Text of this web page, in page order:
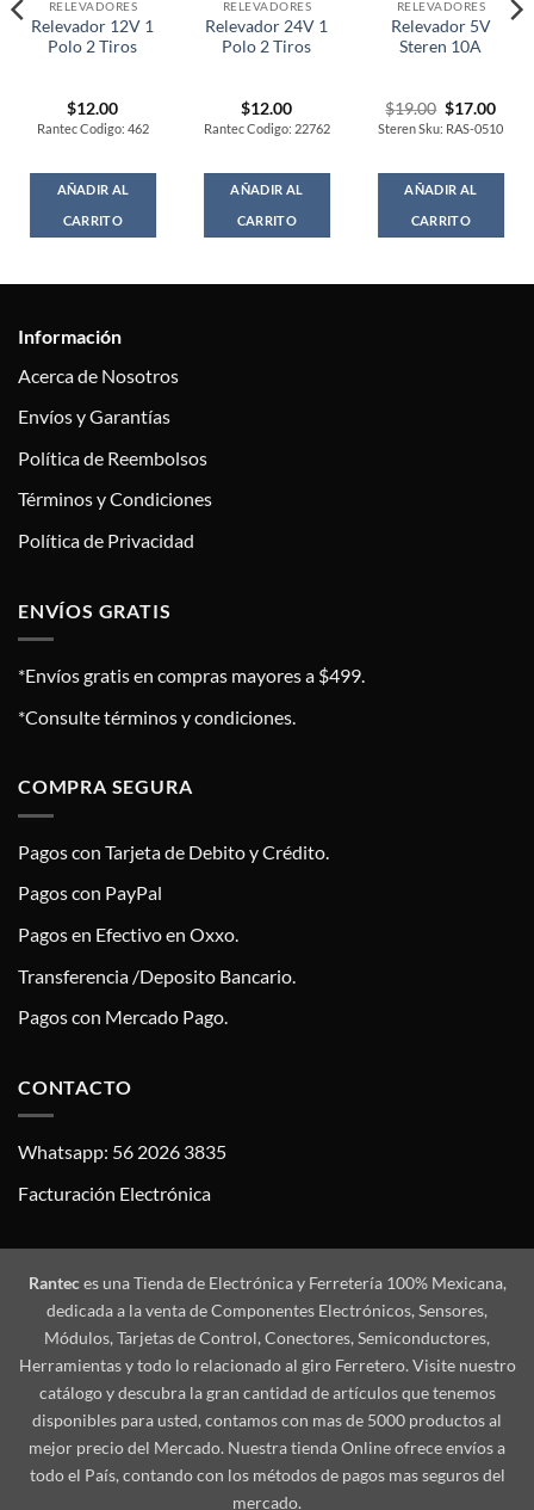
RELEVADORES
Relevador 12V 1
Polo 2 Tiros
$12.00
Rantec Codigo: 462
AÑADIR AL
CARRITO
RELEVADORES
Relevador 24V 1
Polo 2 Tiros
$12.00
Rantec Codigo: 22762
AÑADIR AL
CARRITO
RELEVADORES
Relevador 5V
Steren 10A
$19.00 Original
price
was:
$17.00
price
is:
Steren Sku: RAS-0510
AÑADIR AL
CARRITO
Información
Acerca de Nosotros
Envíos y Garantías
Política de Reembolsos
Términos y Condiciones
Política de Privacidad
ENVÍOS GRATIS
*Envíos gratis en compras mayores a $499.
*Consulte términos y condiciones.
COMPRA SEGURA
Pagos con Tarjeta de Debito y Crédito.
Pagos con PayPal
Pagos en Efectivo en Oxxo.
Transferencia /Deposito Bancario.
Pagos con Mercado Pago.
CONTACTO
Whatsapp: 56 2026 3835
Facturación Electrónica
Ranteces una Tienda de Electrónica y Ferretería 100% Mexicana,
dedicada a la venta de Componentes Electrónicos, Sensores,
Módulos, Tarjetas de Control, Conectores, Semiconductores,
Herramientas y todo lo relacionado al giro Ferretero. Visite nuestro
catálogo y descubra la gran cantidad de artículos que tenemos
disponibles para usted, contamos con mas de 5000 productos al
mejor precio del Mercado. Nuestra tienda Online ofrece envíos a
todo el País, contando con los métodos de pagos mas seguros del
mercado.